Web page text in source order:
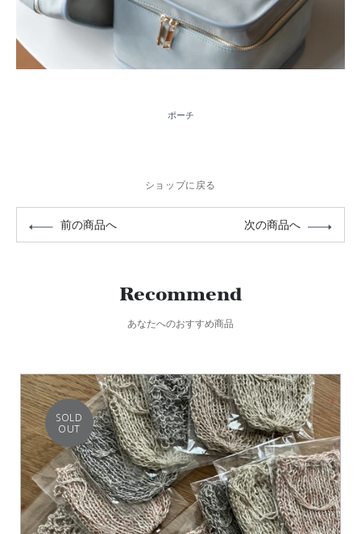
ポーチ
ショップに戻る
前の商品へ 次の商品へ
Recommend
あなたへのおすすめ商品
SOLD
OUT